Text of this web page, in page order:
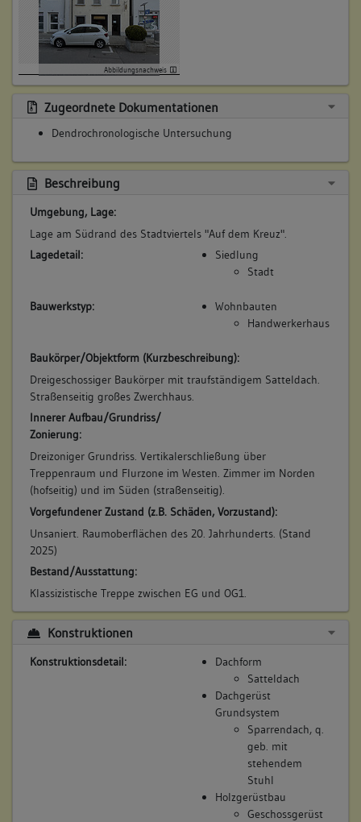
Obergeschoss(e)
Dachgeschoss(e)
Lagedetail:
Siedlung
Stadt
Bauwerkstyp:
Handwerkerhaus
Konstruktionsdetail:
Dachform
Dachgerüst, verstärkende Einbauten
Ständer
3. Bauphase:
(1800 - 1899)
Errichtung eines Zwerchhauses in Fachwerkbauweise auf der
straßenseitigen Südseite zur Nutzung des DG1 im 19.
Jahrhundert. Vermutlich im Rahmen einer umfassenden
Sanierung des Gebäudes. Einbau einer klassizistischen
Treppe im EG.
Betroffene Gebäudeteile:
Erdgeschoss
Dachgeschoss(e)
Ausstattung
Lagedetail:
Siedlung
Abbildungsnachweis
Zugeordnete Dokumentationen
Dendrochronologische Untersuchung
Beschreibung
Umgebung, Lage:
Lage am Südrand des Stadtviertels "Auf dem Kreuz".
Lagedetail:
Siedlung
Stadt
Bauwerkstyp:
Wohnbauten
Handwerkerhaus
Baukörper/Objektform (Kurzbeschreibung):
Dreigeschossiger Baukörper mit traufständigem Satteldach.
Straßenseitig großes Zwerchhaus.
Innerer Aufbau/Grundriss/
Zonierung:
Dreizoniger Grundriss. Vertikalerschließung über
Treppenraum und Flurzone im Westen. Zimmer im Norden
(hofseitig) und im Süden (straßenseitig).
Vorgefundener Zustand (z.B. Schäden, Vorzustand):
Unsaniert. Raumoberflächen des 20. Jahrhunderts. (Stand
2025)
Bestand/Ausstattung:
Klassizistische Treppe zwischen EG und OG1.
Konstruktionen
Konstruktionsdetail:
Dachform
Satteldach
Dachgerüst
Grundsystem
Sparrendach, q.
geb. mit
stehendem
Stuhl
Holzgerüstbau
Geschossgerüst